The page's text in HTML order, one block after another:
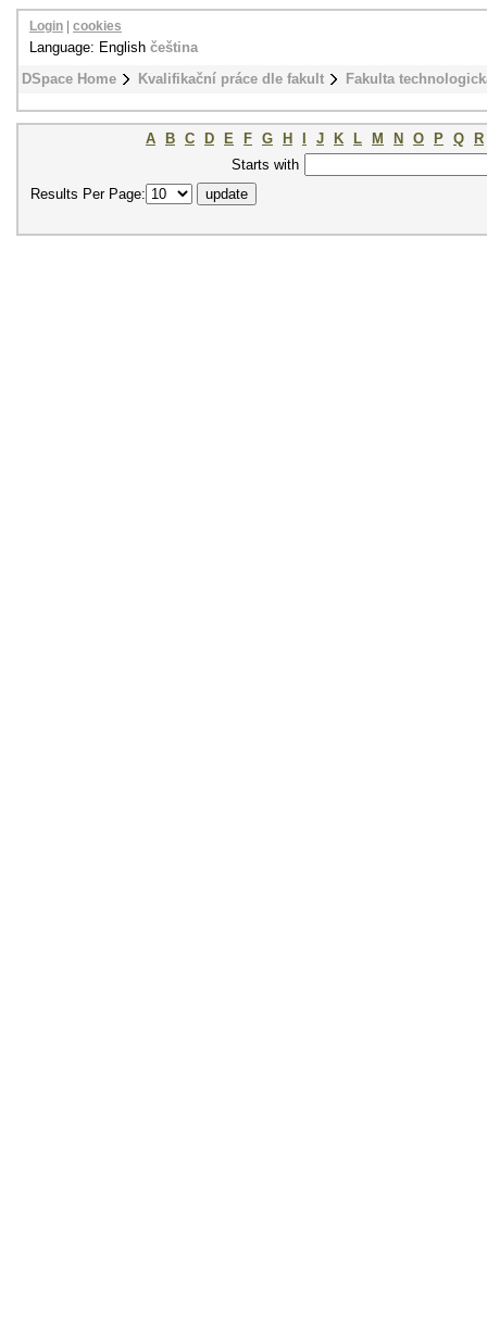
DSpace Home Kvalifikační práce dle fakult Fakulta
Login cookies
Language: English čeština
A B C D E F G H J K L M N O P Q
R
Starts with
Results Per Page: